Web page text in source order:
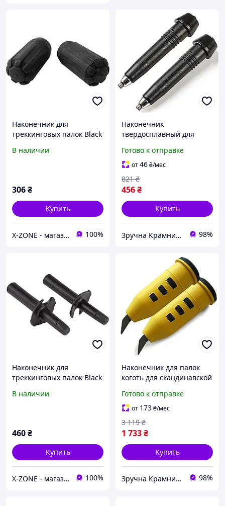
Наконечник для
треккинговых палок Black
Protectors (BD 112080)
В наличии
306₴
Купить
X-ZONE - магазин туристичного спорядження 100%
Наконечник
твердосплавный для
черный Vipole MK-1135
Готово к отправке
от46₴/мес
456₴
821 ₴
Купить
Зручна Крамниця 98%
Наконечник для
треккинговых палок Black
Tips (BD 112524.0000)
В наличии
460₴
Купить
X-ZONE - магазин туристичного спорядження 100%
Наконечник для палок
коготь для скандинавской
Vipole MK-1137
Готово к отправке
от 173₴/мес
1 733₴
3 119 ₴
Купить
Зручна Крамниця 98%